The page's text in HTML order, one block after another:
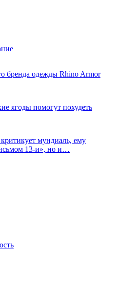
одежды Rhino Armor
ягоды помогут похудеть
мундиаль, ему
13-и», но и…